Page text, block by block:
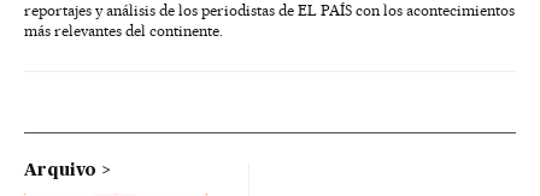
reportajes y análisis de los periodistas de EL PAÍS con los acontecimientos
más relevantes del continente.
Arquivo